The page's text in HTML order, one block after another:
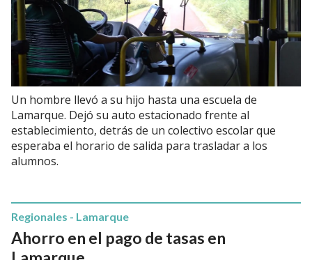
Un hombre llevó a su hijo hasta una escuela de
Lamarque. Dejó su auto estacionado frente al
establecimiento, detrás de un colectivo escolar que
esperaba el horario de salida para trasladar a los
alumnos.
Ahorro en el pago de tasas en
Regionales - Lamarque